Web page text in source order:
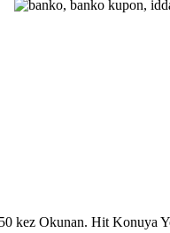
Hit Konuya